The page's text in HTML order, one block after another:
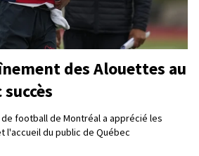
des Alouettes au
football de Montréal a apprécié les
l'accueil du public de Québec